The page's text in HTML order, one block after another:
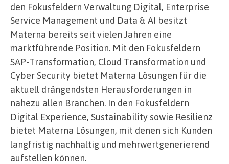
den Fokusfeldern Verwaltung Digital, Enterprise
Service Management und Data & AI besitzt
Materna bereits seit vielen Jahren eine
marktführende Position. Mit den Fokusfeldern
SAP-Transformation, Cloud Transformation und
Cyber Security bietet Materna Lösungen für die
aktuell drängendsten Herausforderungen in
nahezu allen Branchen. In den Fokusfeldern
Digital Experience, Sustainability sowie Resilienz
bietet Materna Lösungen, mit denen sich Kunden
langfristig nachhaltig und mehrwertgenerierend
aufstellen können.